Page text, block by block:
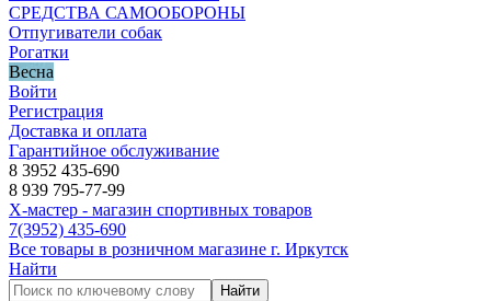
СРЕДСТВА САМООБОРОНЫ
Отпугиватели собак
Рогатки
Весна
Войти
Регистрация
Доставка и оплата
Гарантийное обслуживание
8 3952 435-690
8 939 795-77-99
Х-мастер - магазин спортивных товаров
7(3952) 435-690
Все товары в розничном магазине г. Иркутск
Найти
Найти